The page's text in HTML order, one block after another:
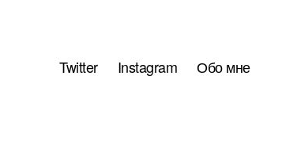
Twitter Instagram Обо мне